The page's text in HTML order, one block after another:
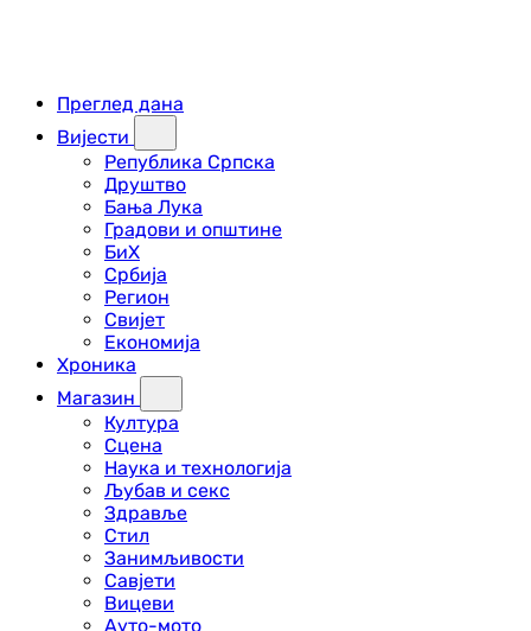
Преглед дана
Вијести
Република Српска
Друштво
Бања Лука
Градови и општине
БиХ
Србија
Регион
Свијет
Економија
Хроника
Магазин
Култура
Сцена
Наука и технологија
Љубав и секс
Здравље
Стил
Занимљивости
Савјети
Вицеви
Ауто-мото